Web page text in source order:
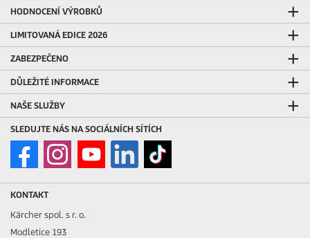
HODNOCENÍ VÝROBKŮ
LIMITOVANÁ EDICE 2026
ZABEZPEČENO
DŮLEŽITÉ INFORMACE
NAŠE SLUŽBY
SLEDUJTE NÁS NA SOCIÁLNÍCH SÍTÍCH
KONTAKT
Kärcher spol. s r. o.
Modletice 193